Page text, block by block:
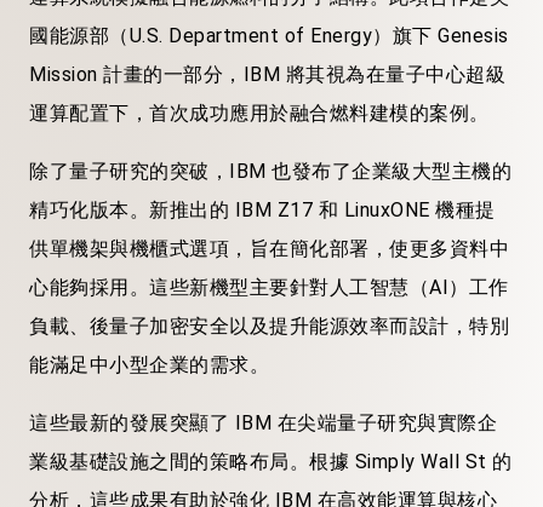
國能源部（U.S. Department of Energy）旗下 Genesis
Mission 計畫的一部分，IBM 將其視為在量子中心超級
運算配置下，首次成功應用於融合燃料建模的案例。
除了量子研究的突破，IBM 也發布了企業級大型主機的
精巧化版本。新推出的 IBM Z17 和 LinuxONE 機種提
供單機架與機櫃式選項，旨在簡化部署，使更多資料中
心能夠採用。這些新機型主要針對人工智慧（AI）工作
負載、後量子加密安全以及提升能源效率而設計，特別
能滿足中小型企業的需求。
這些最新的發展突顯了 IBM 在尖端量子研究與實際企
業級基礎設施之間的策略布局。根據 Simply Wall St 的
分析，這些成果有助於強化 IBM 在高效能運算與核心